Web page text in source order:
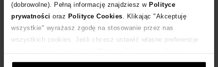
(dobrowolne). Pełną informację znajdziesz w Polityce
prywatności oraz Polityce Cookies . Klikając "Akceptuję
wszystkie" wyrażasz zgodę na stosowanie przez nas
wszystkich cookies. Jeśli chcesz ustawić własne preferencje
ustawienia prywatności.
Kup teraz, Zapłać później!